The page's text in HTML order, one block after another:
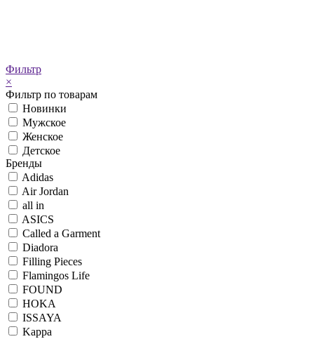
Фильтр
×
Фильтр по товарам
Новинки
Мужское
Женское
Детское
Бренды
Adidas
Air Jordan
all in
ASICS
Called a Garment
Diadora
Filling Pieces
Flamingos Life
FOUND
HOKA
ISSAYA
Kappa